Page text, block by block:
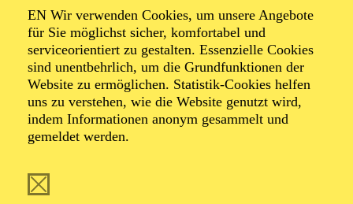
EN Wir verwenden Cookies, um unsere Angebote
für Sie möglichst sicher, komfortabel und
serviceorientiert zu gestalten. Essenzielle Cookies
sind unentbehrlich, um die Grundfunktionen der
Website zu ermöglichen. Statistik-Cookies helfen
uns zu verstehen, wie die Website genutzt wird,
indem Informationen anonym gesammelt und
gemeldet werden.
ABENTEUER MUSIK
EINE WELTMUSIK-REISE
Für Kinder von 3 bis 6 Jahren
TICKETS
12,00€
OPERA